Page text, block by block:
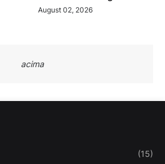
August 02, 2026
acima
(15)